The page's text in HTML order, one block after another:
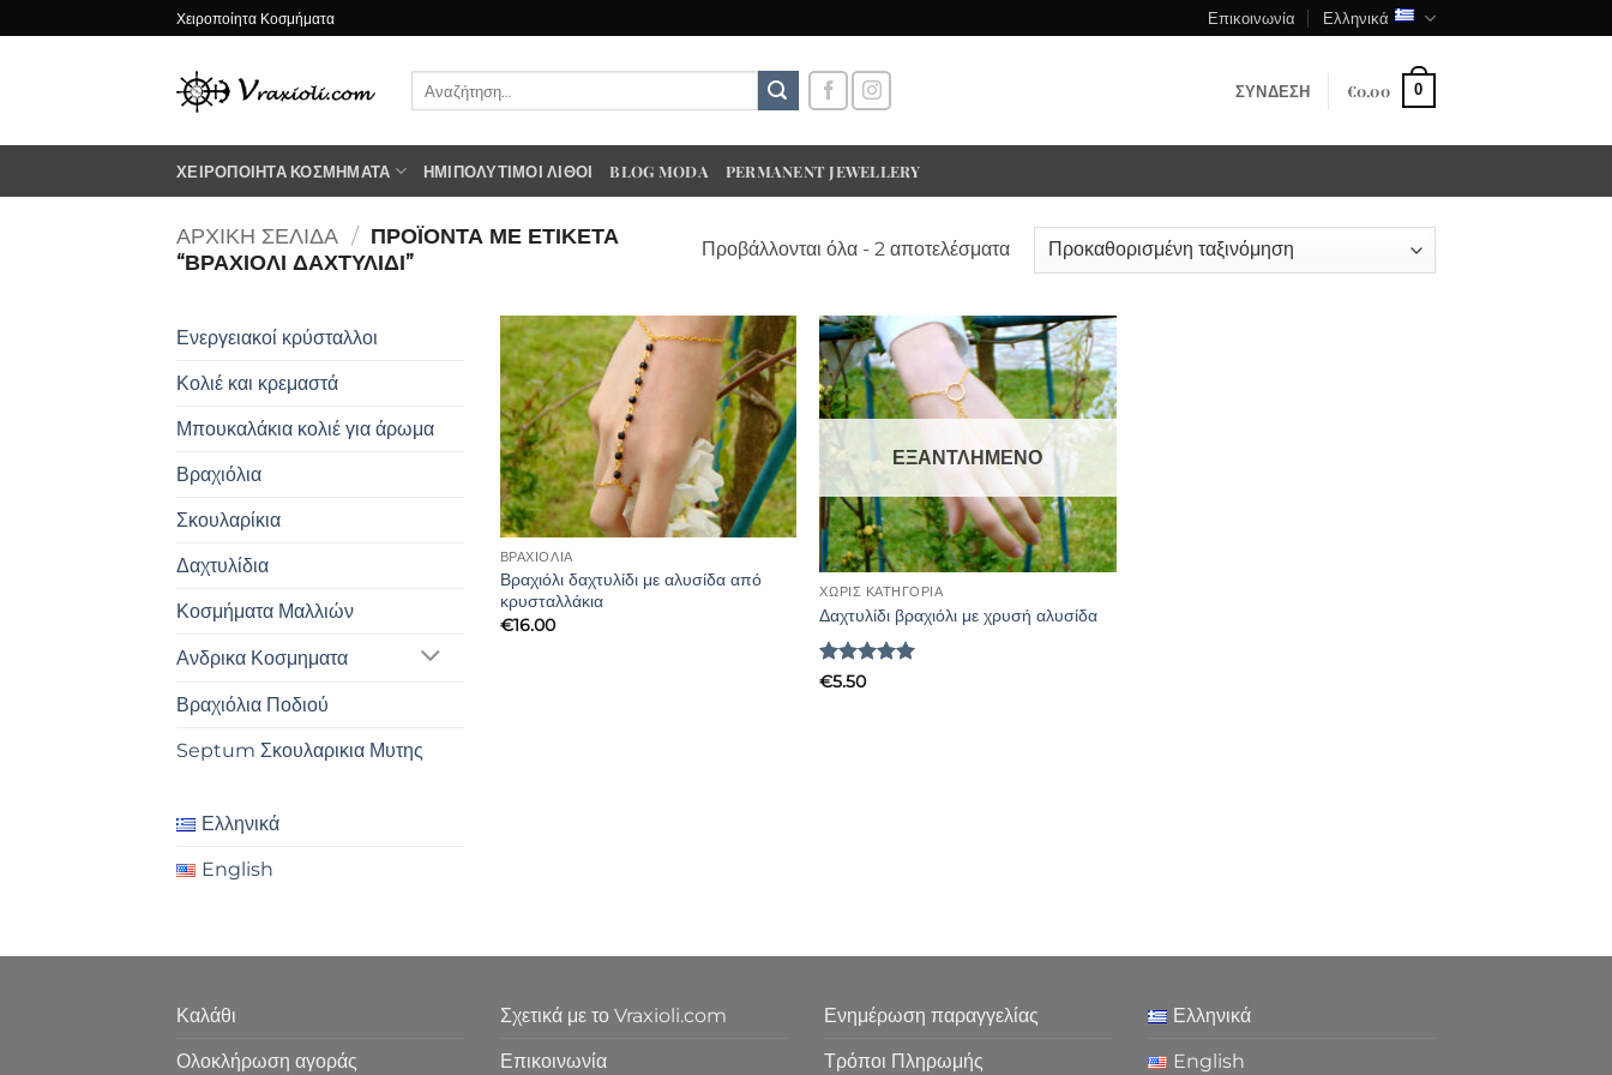
στο
Χειροποίητα Κοσμήματα Επικοινωνία Ελληνικά
ΣΎΝΔΕΣΗ €0.00 0
ΧΕΙΡΟΠΟΊΗΤΑ ΚΟΣΜΉΜΑΤΑ ΗΜΙΠΟΛΎΤΙΜΟΙ ΛΊΘΟΙ BLOG MODA PERMANENT JEWELLERY
ΑΡΧΙΚΉ ΣΕΛΊΔΑ / ΠΡΟΪΌΝΤΑ ΜΕ ΕΤΙΚΈΤΑ
“ΒΡΑΧΙΌΛΙ ΔΑΧΤΥΛΊΔΙ”
Προβάλλονται όλα - 2 αποτελέσματα
Ενεργειακοί κρύσταλλοι
Κολιέ και κρεμαστά
Μπουκαλάκια κολιέ για άρωμα
Βραχιόλια
Σκουλαρίκια
Δαχτυλίδια
Κοσμήματα Μαλλιών
Ανδρικα Κοσμηματα
Βραχιόλια Ποδιού
Septum Σκουλαρικια Μυτης
Ελληνικά
English
ΒΡΑΧΙΌΛΙΑ
Βραχιόλι δαχτυλίδι με αλυσίδα από
κρυσταλλάκια
€16.00
ΕΞΑΝΤΛΗΜΈΝΟ
ΧΩΡΊΣ ΚΑΤΗΓΟΡΊΑ
Δαχτυλίδι βραχιόλι με χρυσή αλυσίδα
Βαθμολογήθηκε
€5.50
Καλάθι
Ολοκλήρωση αγοράς
Σχετικά με το Vraxioli.com
Επικοινωνία
Ενημέρωση παραγγελίας
Τρόποι Πληρωμής
Ελληνικά
English